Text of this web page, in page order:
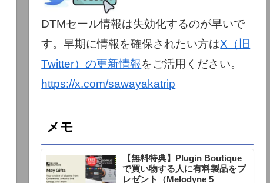
DTMセール情報は失効化するのが早いで
す。早期に情報を確保されたい方はX（旧
Twitter）の更新情報をご活用ください。
https://x.com/sawayakatrip
メモ
【無料特典】Plugin Boutique
で買い物する人に有料製品をプ
レゼント（Melodyne 5